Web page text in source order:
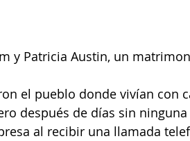
y Patricia Austin, un
el pueblo donde vivían con
después de días sin
al recibir una llamada